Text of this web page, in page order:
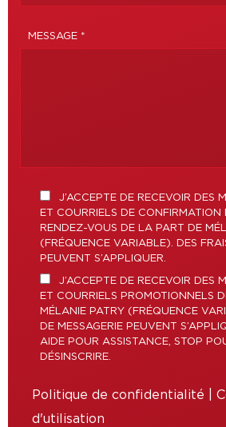
MESSAGE *
J’ACCEPTE DE RECEVOIR DES
ET COURRIELS DE CONFIRMATION
RENDEZ-VOUS DE LA PART DE
(FRÉQUENCE VARIABLE). DES
PEUVENT S’APPLIQUER.
J’ACCEPTE DE RECEVOIR DES
ET COURRIELS PROMOTIONNELS
MÉLANIE PATRY (FRÉQUENCE
DE MESSAGERIE PEUVENT
AIDE POUR ASSISTANCE, STOP
DÉSINSCRIRE.
Politique de confidentialité
d'utilisation